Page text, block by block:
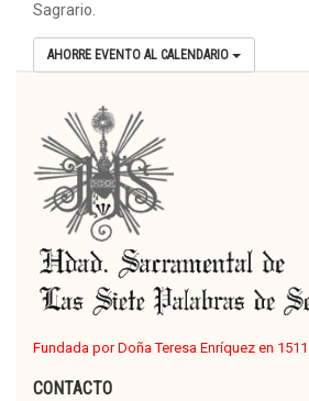
Sagrario.
AHORRE EVENTO AL CALENDARIO
Fundada por Doña Teresa Enríquez en 1511
CONTACTO